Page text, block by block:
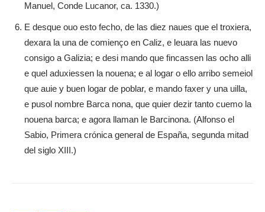
Manuel, Conde Lucanor, ca. 1330.)
E desque ouo esto fecho, de las diez naues que el troxiera,
dexara la una de comienço en Caliz, e leuara las nuevo
consigo a Galizia; e desi mando que fincassen las ocho alli
e quel aduxiessen la nouena; e al logar o ello arribo semeiol
que auie y buen logar de poblar, e mando faxer y una uilla,
e pusol nombre Barca nona, que quier dezir tanto cuemo la
nouena barca; e agora llaman le Barcinona. (Alfonso el
Sabio, Primera crónica general de España, segunda mitad
del siglo XIII.)